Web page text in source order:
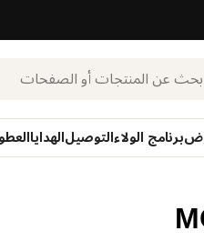
برنامج الولاءالتوصيلالهدايا